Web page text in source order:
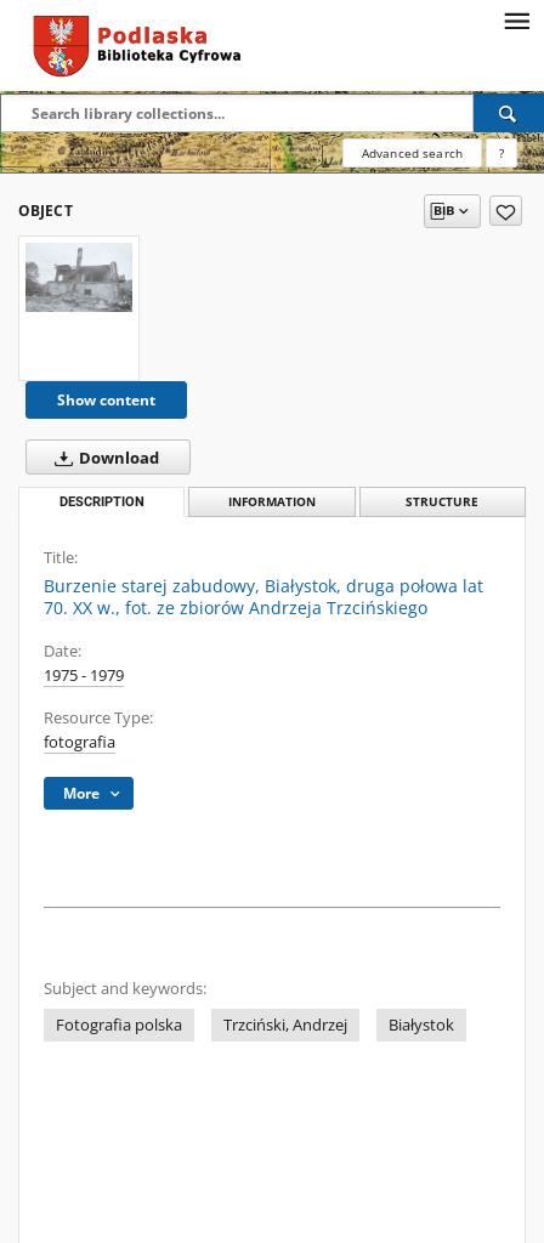
Advanced search ?
OBJECT
Show content
Download
DESCRIPTION INFORMATION STRUCTURE
Title:
Burzenie starej zabudowy, Białystok, druga połowa lat
70. XX w., fot. ze zbiorów Andrzeja Trzcińskiego
Date:
1975 - 1979
Resource Type:
fotografia
More
Subject and keywords:
Fotografia polska
Trzciński, Andrzej Białystok